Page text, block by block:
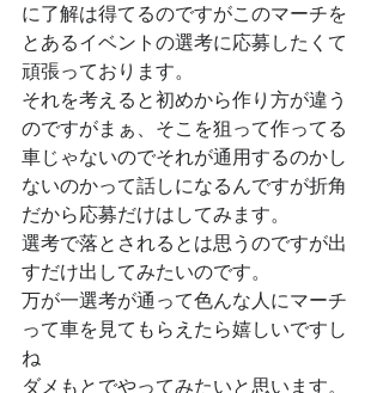
に了解は得てるのですがこのマーチを
とあるイベントの選考に応募したくて
頑張っております。
それを考えると初めから作り方が違う
のですがまぁ、そこを狙って作ってる
車じゃないのでそれが通用するのかし
ないのかって話しになるんですが折角
だから応募だけはしてみます。
選考で落とされるとは思うのですが出
すだけ出してみたいのです。
万が一選考が通って色んな人にマーチ
って車を見てもらえたら嬉しいですし
ね
ダメもとでやってみたいと思います。